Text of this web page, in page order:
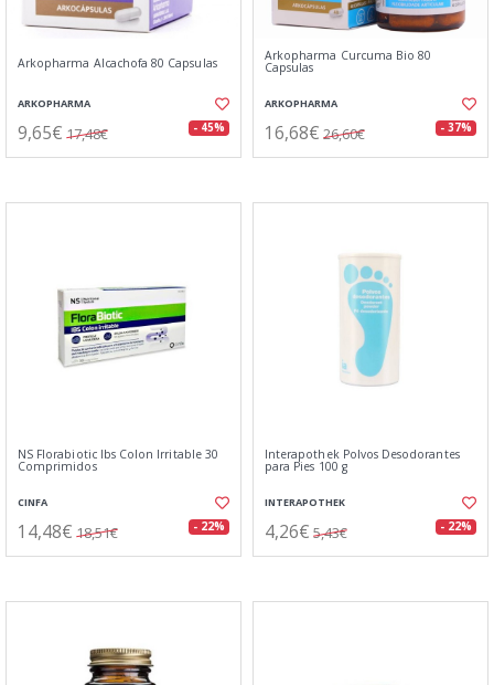
Arkopharma Alcachofa 80 Capsulas
ARKOPHARMA
9,65€ 17,48€ - 45%
Arkopharma Curcuma Bio 80
Capsulas
ARKOPHARMA
16,68€ 26,60€ - 37%
NS Florabiotic Ibs Colon Irritable 30
Comprimidos
CINFA
14,48€ 18,51€ - 22%
Interapothek Polvos Desodorantes
para Pies 100 g
INTERAPOTHEK
4,26€ 5,43€ - 22%